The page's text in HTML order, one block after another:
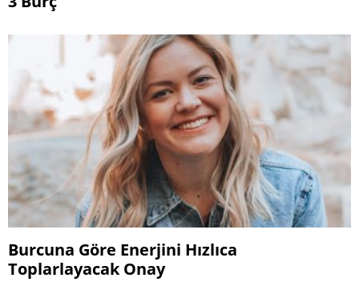
Burcuna Göre Enerjini Hızlıca
Toplarlayacak Onay